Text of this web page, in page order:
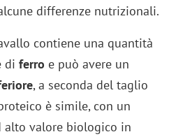
differenze nutrizionali.
contiene una quantità
diferro e può avere un
, a seconda del taglio
è simile, con un
valore biologico in